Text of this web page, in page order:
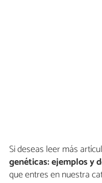
Si deseas leer más
genéticas: ejemplos y
que entres en nuestra